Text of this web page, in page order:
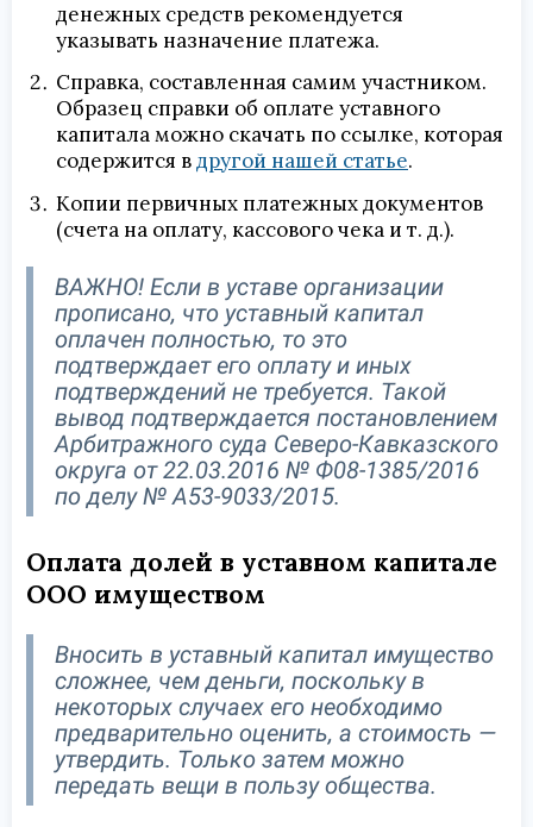
денежных средств рекомендуется
указывать назначение платежа.
Справка, составленная самим участником.
Образец справки об оплате уставного
капитала можно скачать по ссылке, которая
содержится вдругой нашей статье.
Копии первичных платежных документов
(счета на оплату, кассового чека и т. д.).
ВАЖНО! Если в уставе организации
прописано, что уставный капитал
оплачен полностью, то это
подтверждает его оплату и иных
подтверждений не требуется. Такой
вывод подтверждается постановлением
Арбитражного суда Северо-Кавказского
округа от 22.03.2016 № Ф08-1385/2016
по делу № А53-9033/2015.
Оплата долей в уставном капитале
ООО имуществом
Вносить в уставный капитал имущество
сложнее, чем деньги, поскольку в
некоторых случаех его необходимо
предварительно оценить, а стоимость —
утвердить. Только затем можно
передать вещи в пользу общества.